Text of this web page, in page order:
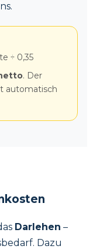
÷ 0,35
. Der
automatisch
Darlehen –
Dazu